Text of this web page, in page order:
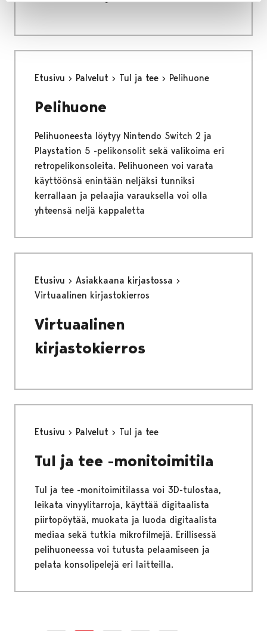
Etusivu Palvelut Tul ja tee Pelihuone
Pelihuone
Pelihuoneesta löytyy Nintendo Switch 2 ja
Playstation 5 -pelikonsolit sekä valikoima eri
retropelikonsoleita. Pelihuoneen voi varata
käyttöönsä enintään neljäksi tunniksi
kerrallaan ja pelaajia varauksella voi olla
yhteensä neljä kappaletta
Etusivu
Asiakkaana kirjastossa
Virtuaalinen kirjastokierros
Virtuaalinen
kirjastokierros
Etusivu Palvelut Tul ja tee
Tul ja tee -monitoimitila
Tul ja tee -monitoimitilassa voi 3D-tulostaa,
leikata vinyylitarroja, käyttää digitaalista
piirtopöytää, muokata ja luoda digitaalista
mediaa sekä tutkia mikrofilmejä. Erillisessä
pelihuoneessa voi tutusta pelaamiseen ja
pelata konsolipelejä eri laitteilla.